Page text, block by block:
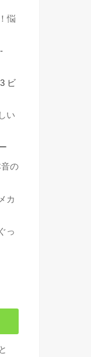
悩
-
ビ
い
の
カ
っ